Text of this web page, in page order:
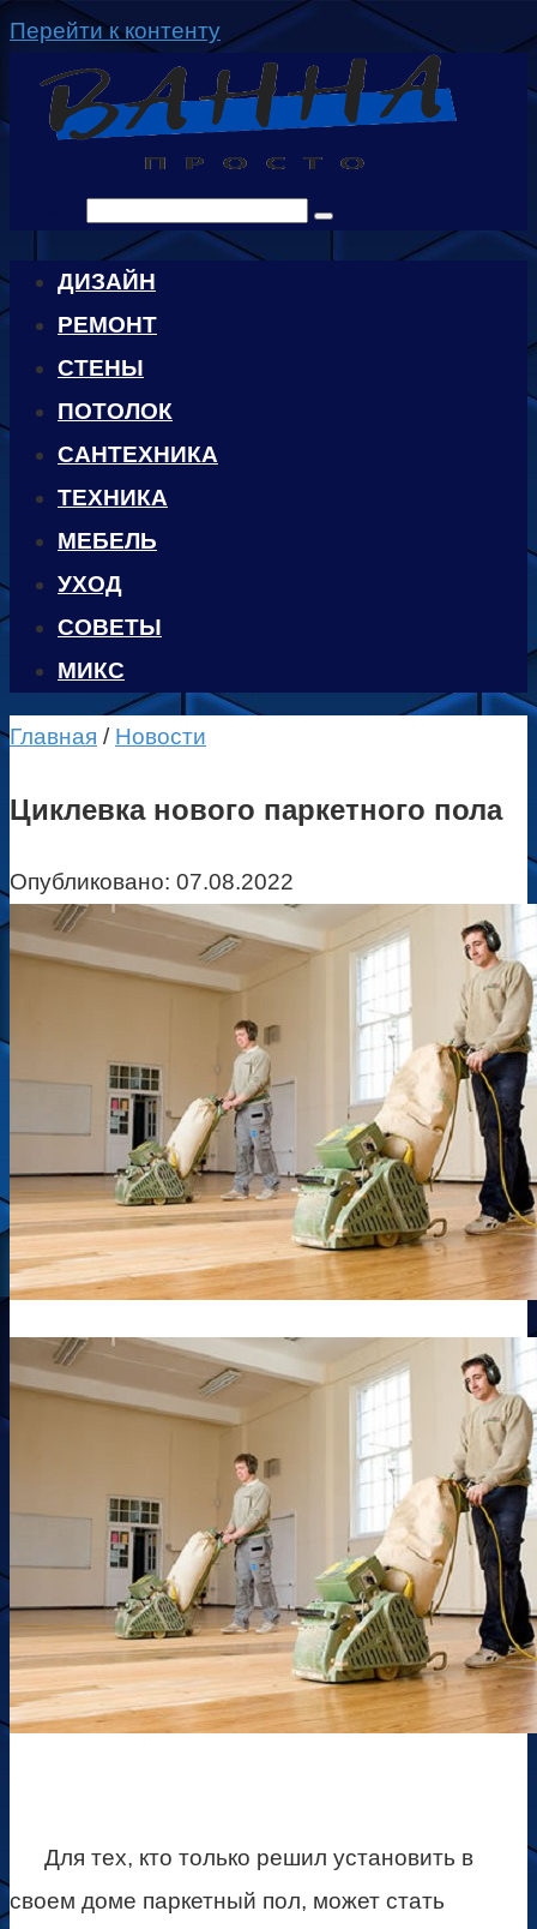
Перейти к контенту
ДИЗАЙН
РЕМОНТ
СТЕНЫ
ПОТОЛОК
САНТЕХНИКА
ТЕХНИКА
МЕБЕЛЬ
УХОД
CОВЕТЫ
МИКС
Главная / Новости
Циклевка нового паркетного пола
Опубликовано: 07.08.2022
Для тех, кто только решил установить в
своем доме паркетный пол, может стать